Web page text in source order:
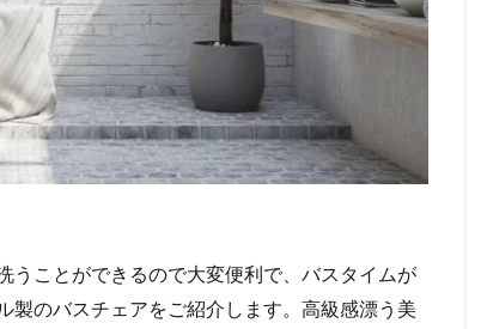
うことができるので大変便利で、バスタイムが
製のバスチェアをご紹介します。高級感漂う美